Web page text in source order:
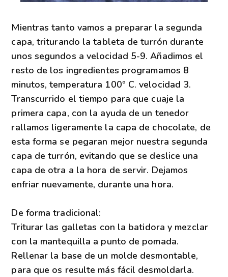
Mientras tanto vamos a preparar la segunda
capa, triturando la tableta de turrón durante
unos segundos a velocidad 5-9. Añadimos el
resto de los ingredientes programamos 8
minutos, temperatura 100º C. velocidad 3.
Transcurrido el tiempo para que cuaje la
primera capa, con la ayuda de un tenedor
rallamos ligeramente la capa de chocolate, de
esta forma se pegaran mejor nuestra segunda
capa de turrón, evitando que se deslice una
capa de otra a la hora de servir. Dejamos
enfriar nuevamente, durante una hora.
De forma tradicional:
Triturar las galletas con la batidora y mezclar
con la mantequilla a punto de pomada.
Rellenar la base de un molde desmontable,
para que os resulte más fácil desmoldarla.